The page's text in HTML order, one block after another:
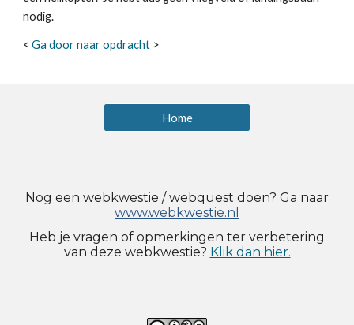
nodig.
< Ga door naar opdracht >
Home
Nog een webkwestie / webquest doen? Ga naar
www.webkwestie.nl
Heb je vragen of opmerkingen ter verbetering
van deze webkwestie? Klik dan hier.